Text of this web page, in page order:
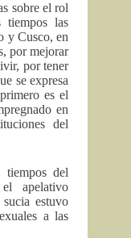
sobre el rol
las
y Cusco, en
por mejorar
por tener
se expresa
es el
en
del
tiempos del
apelativo
estuvo
a las